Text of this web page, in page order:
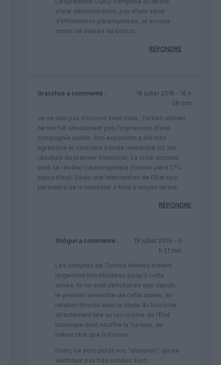
d’une démonstration, pas d’une série
d’affirmations péremptoires, et encore
moins de délires de bistrot.
RÉPONDRE
Gracchus a commenté :
18 juillet 2016 - 16 h
08 min
Je ne suis pas d’accord avec vous, Turkish airlines
ne me fait absolument pas l’impression d’une
compagnie solide. Son expansion a été très
agressive et contraire à toute rentabilité (cf. les
résultats du premier trimestre). La crise actuelle
peut se révéler catastrophique (l’action perd 17%
aujourd’hui). Seule une intervention de l’Etat turc
permettra de la maintenir à flots à moyen terme.
RÉPONDRE
Shôgun a commenté :
19 juillet 2016 - 0
h 21 min
Les comptes de Turkish Airlines étaient
largement bénéficiaires jusqu’à cette
année. Ils ne sont déficitaires que depuis
le premier semestre de cette année, en
relation directe avec la chute du tourisme
directement liée au terrorisme de l’État
Islamique dont souffre la Turquie, au
même titre que la France.
Donc, ce sont plutôt vos “analyses” qui ne
semblent pas très solides. Fort